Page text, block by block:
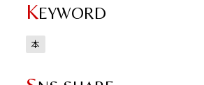
KEYWORD
本